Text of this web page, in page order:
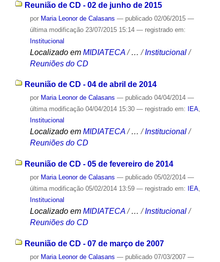
Reunião de CD - 02 de junho de 2015
por Maria Leonor de Calasans — publicado02/06/2015 —
última modificação23/07/2015 15:14 — registrado em:
Institucional
Localizado em MIDIATECA /…/Institucional /
Reuniões do CD
Reunião de CD - 04 de abril de 2014
por Maria Leonor de Calasans — publicado04/04/2014 —
última modificação04/04/2014 15:30 — registrado em: IEA,
Institucional
Localizado em MIDIATECA /…/Institucional /
Reuniões do CD
Reunião de CD - 05 de fevereiro de 2014
por Maria Leonor de Calasans — publicado05/02/2014 —
última modificação05/02/2014 13:59 — registrado em: IEA,
Institucional
Localizado em MIDIATECA /…/Institucional /
Reuniões do CD
Reunião de CD - 07 de março de 2007
por Maria Leonor de Calasans — publicado07/03/2007 —